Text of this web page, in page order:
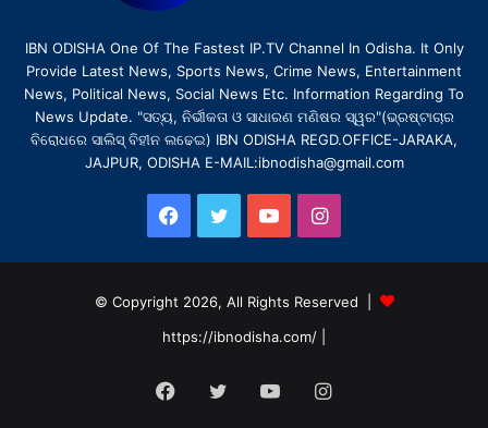
IBN ODISHA One Of The Fastest IP.TV Channel In Odisha. It Only
Provide Latest News, Sports News, Crime News, Entertainment
News, Political News, Social News Etc. Information Regarding To
News Update. "ସତ୍ୟ, ନିର୍ଭୀକତା ଓ ସାଧାରଣ ମଣିଷର ସ୍ୱର"(ଭ୍ରଷ୍ଟାଚାର
ବିରୋଧରେ ସାଲିସ୍ ବିହୀନ ଲଢେଇ) IBN ODISHA REGD.OFFICE-JARAKA,
JAJPUR, ODISHA E-MAIL:ibnodisha@gmail.com
Facebook
TwitterYouTubeInstagram
© Copyright 2026, All Rights Reserved |
https://ibnodisha.com/
Facebook
TwitterYouTubeInstagram